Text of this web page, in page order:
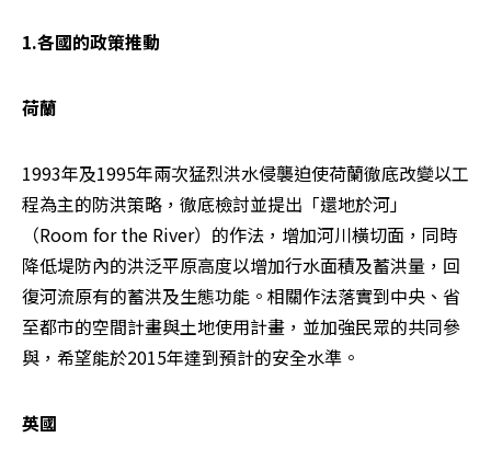
1.各國的政策推動
荷蘭
1993年及1995年兩次猛烈洪水侵襲迫使荷蘭徹底改變以工
程為主的防洪策略，徹底檢討並提出「還地於河」
（Room for the River）的作法，增加河川橫切面，同時
降低堤防內的洪泛平原高度以增加行水面積及蓄洪量，回
復河流原有的蓄洪及生態功能。相關作法落實到中央、省
至都市的空間計畫與土地使用計畫，並加強民眾的共同參
與，希望能於2015年達到預計的安全水準。
英國